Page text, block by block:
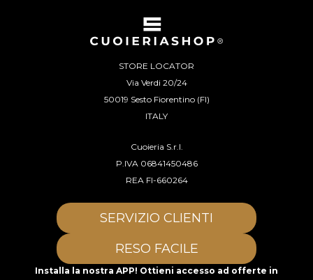
STORE LOCATOR
Via Verdi 20/24
50019 Sesto Fiorentino (FI)
ITALY
Cuoieria S.r.l.
P.IVA 06841450486
REA FI-660264
SERVIZIO CLIENTI
RESO FACILE
Installa la nostra APP! Ottieni accesso ad offerte in